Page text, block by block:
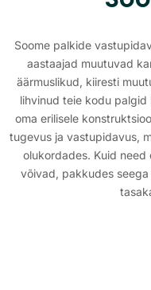
Soome palkide
aastaajad muutuvad
äärmuslikud, kiiresti
lihvinud teie kodu
oma erilisele
tugevus ja vastupidavus,
olukordades. Kuid need
võivad, pakkudes